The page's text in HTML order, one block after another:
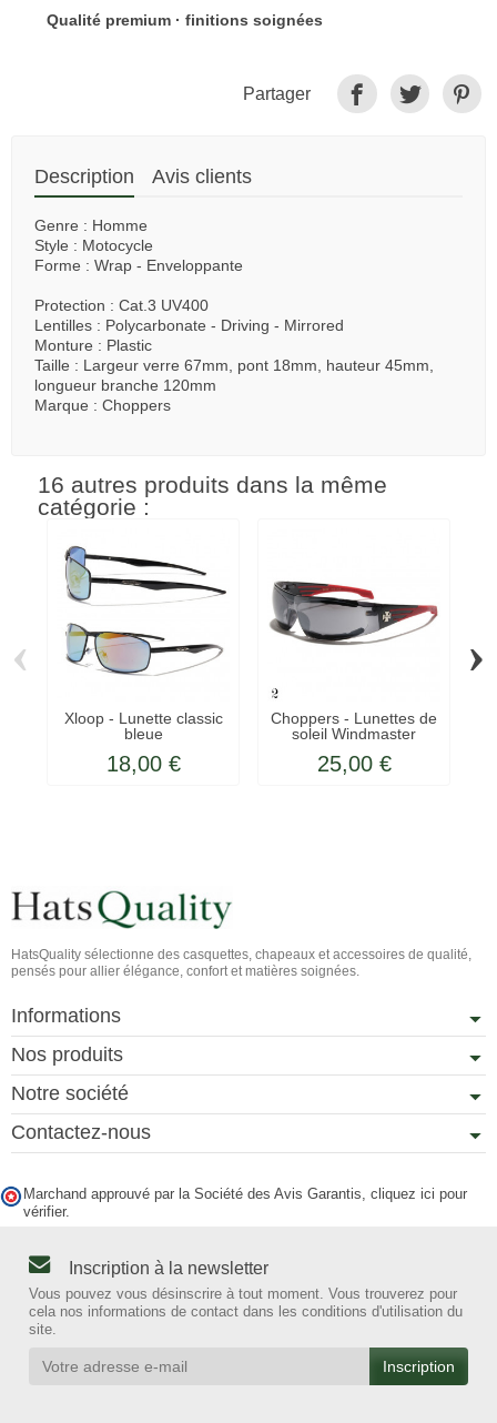
Qualité premium · finitions soignées
Partager
Description Avis clients
Genre : Homme
Style : Motocycle
Forme : Wrap - Enveloppante
Protection : Cat.3 UV400
Lentilles : Polycarbonate - Driving - Mirrored
Monture : Plastic
Taille : Largeur verre 67mm, pont 18mm, hauteur 45mm,
longueur branche 120mm
Marque : Choppers
16 autres produits dans la même
catégorie :
Xloop - Lunette classic
bleue
18,00 €
Choppers - Lunettes de
soleil Windmaster
25,00 €
‹ ›
HatsQuality sélectionne des casquettes, chapeaux et accessoires de qualité,
pensés pour allier élégance, confort et matières soignées.
Informations
Nos produits
Notre société
Contactez-nous
Marchand approuvé par la Société des Avis Garantis, cliquez ici pour
vérifier.
Inscription à la newsletter
Vous pouvez vous désinscrire à tout moment. Vous trouverez pour
cela nos informations de contact dans les conditions d'utilisation du
site.